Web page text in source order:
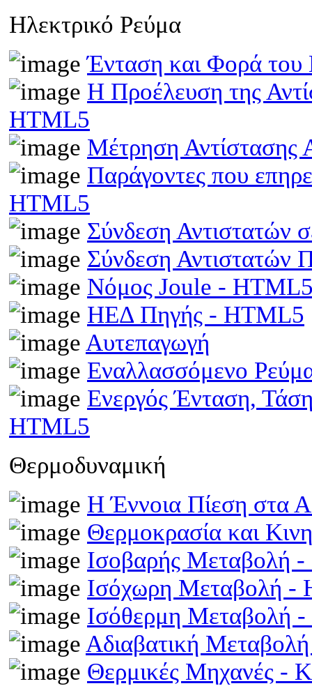
Ηλεκτρικό Ρεύμα
Ένταση και Φορά του
Η Προέλευση της
HTML5
Μέτρηση Αντίστασης
Παράγοντες που
HTML5
Σύνδεση Αντιστατών
Σύνδεση
Νόμος Joule -
ΗΕΔ Πηγής - HTML5
Αυτεπαγωγή
Εναλλασσόμενο
Ενεργός Ένταση,
HTML5
Θερμοδυναμική
Η Έννοια Πίεση στα
Θερμοκρασία και
Ισοβαρής Μεταβολή
Ισόχωρη Μεταβολή -
Ισόθερμη Μεταβολή
Αδιαβατική
Θερμικές Μηχανές -